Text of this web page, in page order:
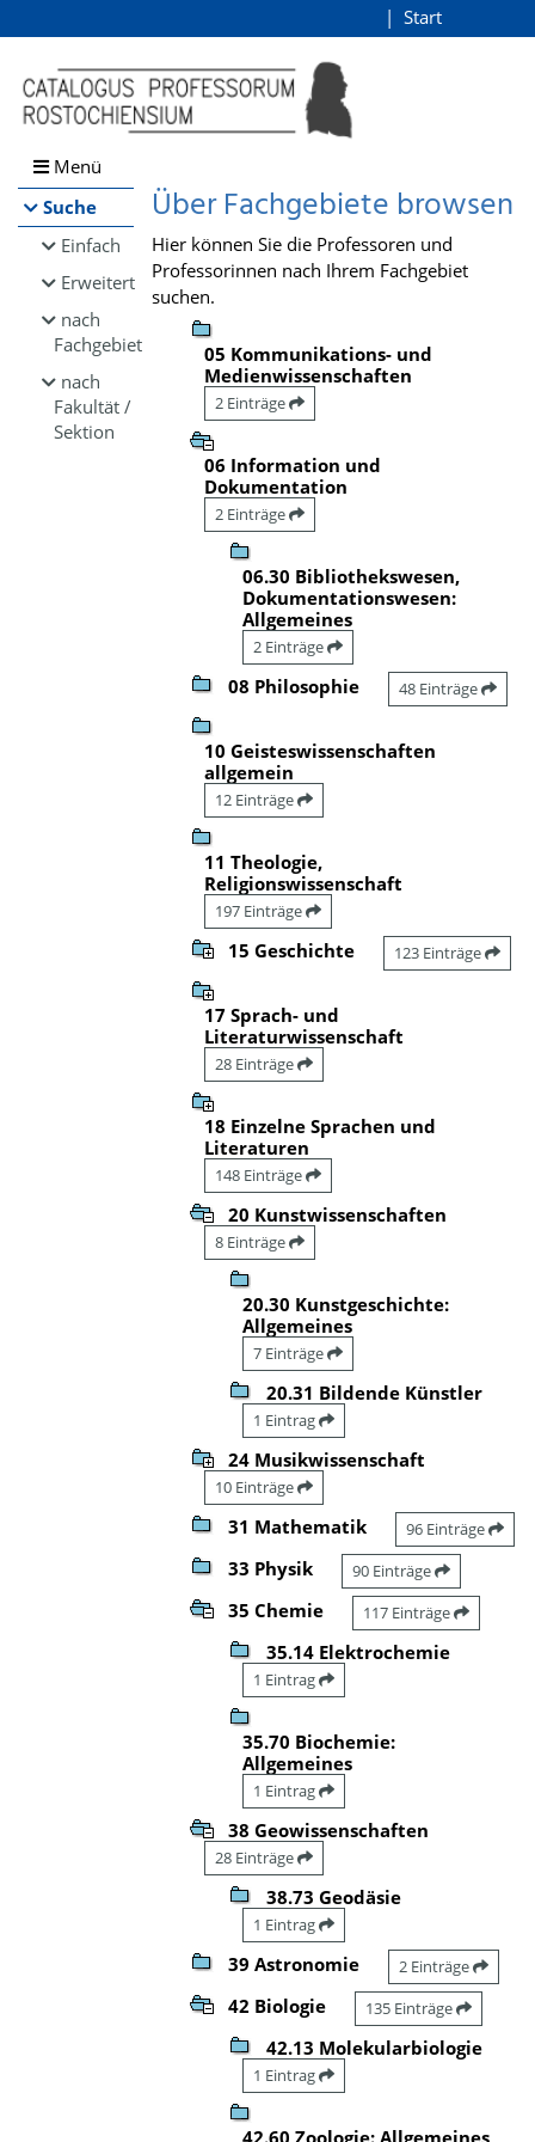
Browsen
direkt zum Inhalt
Start
Menü
Suche
Einfach
Erweitert
nach
Fachgebiet
nach
Fakultät /
Sektion
Über Fachgebiete browsen
Hier können Sie die Professoren und
Professorinnen nach Ihrem Fachgebiet
suchen.
05 Kommunikations- und
Medienwissenschaften
2 Einträge
06 Information und
Dokumentation
2 Einträge
06.30 Bibliothekswesen,
Dokumentationswesen:
Allgemeines
2 Einträge
08 Philosophie 48 Einträge
10 Geisteswissenschaften
allgemein
12 Einträge
11 Theologie,
Religionswissenschaft
197 Einträge
15 Geschichte 123 Einträge
17 Sprach- und
Literaturwissenschaft
28 Einträge
18 Einzelne Sprachen und
Literaturen
148 Einträge
20 Kunstwissenschaften
8 Einträge
20.30 Kunstgeschichte:
Allgemeines
7 Einträge
20.31 Bildende Künstler
1 Eintrag
24 Musikwissenschaft
10 Einträge
31 Mathematik 96 Einträge
33 Physik 90 Einträge
35 Chemie 117 Einträge
35.14 Elektrochemie
1 Eintrag
35.70 Biochemie:
Allgemeines
1 Eintrag
38 Geowissenschaften
28 Einträge
38.73 Geodäsie
1 Eintrag
39 Astronomie 2 Einträge
42 Biologie 135 Einträge
42.13 Molekularbiologie
1 Eintrag
42.60 Zoologie: Allgemeines